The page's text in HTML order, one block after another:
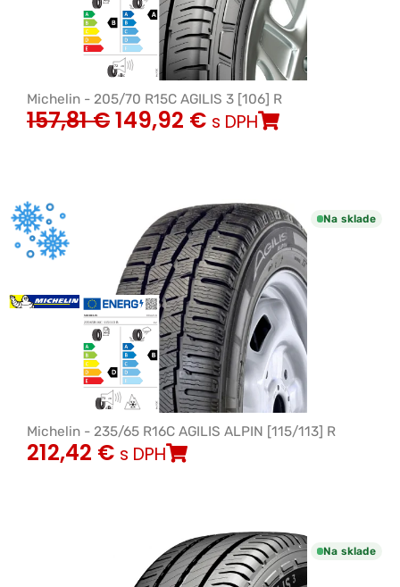
Michelin - 205/70 R15C AGILIS 3 [106] R
157,81€149,92 € s DPH
Na sklade
Michelin - 235/65 R16C AGILIS ALPIN [115/113] R
212,42 € s DPH
Na sklade